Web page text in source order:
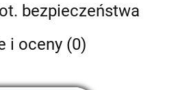
bezpieczeństwa
i oceny (0)